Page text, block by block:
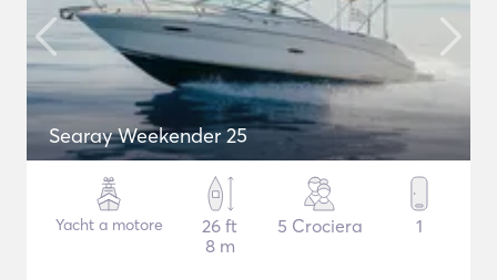
Searay Weekender 25
Yacht a motore
26 ft
8 m
5 Crociera 1